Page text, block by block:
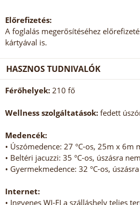
Előrefizetés:
A foglalás megerősítéséhez
kártyával is.
HASZNOS TUDNIVALÓK
Férőhelyek: 210 fő
Wellness szolgáltatások: fedett
Medencék:
• Úszómedence: 27 °C-os, 25m x
• Beltéri jacuzzi: 35 °C-os, úszásra
• Gyermekmedence: 32 °C-os,
Internet:
• Ingyenes WI-FI a szálláshely teljes